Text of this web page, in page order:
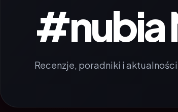
#nubia
Recenzje, poradniki i